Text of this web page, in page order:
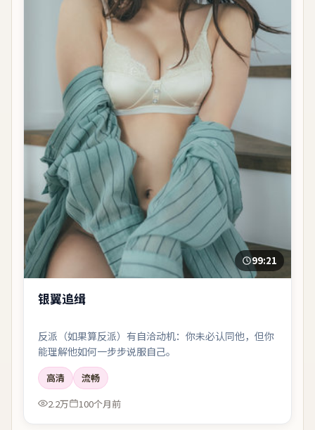
99:21
银翼追缉
反派（如果算反派）有自洽动机：你未必认同他，但你
能理解他如何一步步说服自己。
高清
流畅
2.2万
100个月前